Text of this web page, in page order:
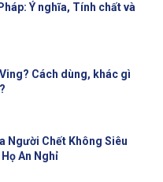
Ý nghĩa, Tính chất và
Cách dùng, khác gì
Người Chết Không Siêu
An Nghỉ